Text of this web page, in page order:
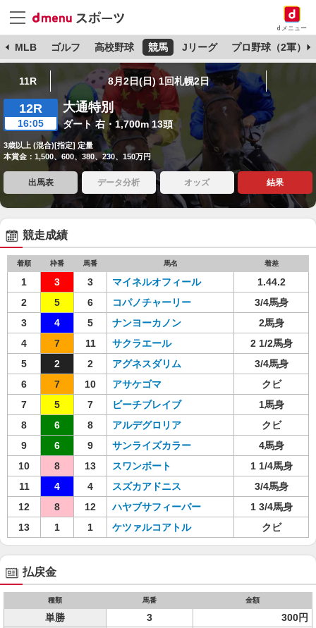
dメニュー
MLB ゴルフ 高校野球 競馬 Jリーグ プロ野球（2軍）
11R 8月2日(日) 1回札幌2日
12R
16:05
大通特別
ダート 右・1,700m 13頭
3歳以上 (混合)[指定] 定量
本賞金：1,500、600、380、230、150万円
出馬表 データ分析 オッズ 結果
競走成績
着順 枠番 馬番 馬名 着差
1 3 3 マイネルオフィール
1.44.2
2
5 6 コパノチャーリー
3/4馬身
3
4 5 ナンヨーカノン
2馬身
4
7 11 サクラエール
2 1/2馬身
5
2 2 アグネスダリム
3/4馬身
6
7 10 アサケゴマ
クビ
7
5 7 ビーチブレイブ
1馬身
8
6 8 アルデグロリア
クビ
9
6 9 サンライズカラー
4馬身
10
8 13 スワンボート
1 1/4馬身
11
4 4 スズカアドニス
3/4馬身
12
8 12 ハヤブサフィーバー
1 3/4馬身
13
1 1 ケツァルコアトル クビ
払戻金
種類 馬番 金額
単勝 3 300円